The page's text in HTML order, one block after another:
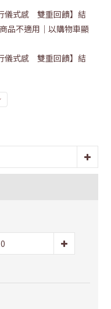
儀式感 雙重回饋】結
品不適用｜以購物車顯
儀式感 雙重回饋】結